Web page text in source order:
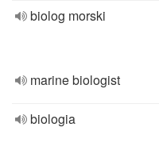
biolog morski
marine biologist
biologia